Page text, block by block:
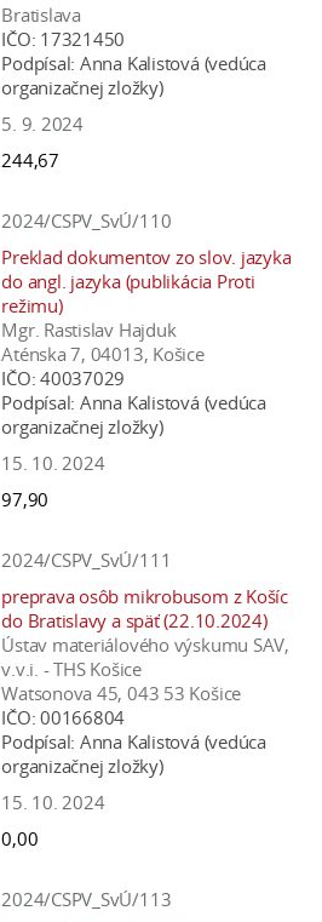
Bratislava
IČO: 17321450
Podpísal: Anna Kalistová (vedúca
organizačnej zložky)
5. 9. 2024
244,67
2024/CSPV_SvÚ/110
Preklad dokumentov zo slov. jazyka
do angl. jazyka (publikácia Proti
režimu)
Mgr. Rastislav Hajduk
Aténska 7, 04013, Košice
IČO: 40037029
Podpísal: Anna Kalistová (vedúca
organizačnej zložky)
15. 10. 2024
97,90
2024/CSPV_SvÚ/111
preprava osôb mikrobusom z Košíc
do Bratislavy a späť (22.10.2024)
Ústav materiálového výskumu SAV,
v.v.i. - THS Košice
Watsonova 45, 043 53 Košice
IČO: 00166804
Podpísal: Anna Kalistová (vedúca
organizačnej zložky)
15. 10. 2024
0,00
2024/CSPV_SvÚ/113